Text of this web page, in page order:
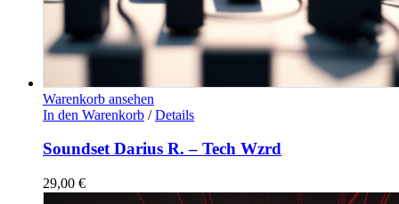
Warenkorb ansehen
In den Warenkorb / Details
Soundset Darius R. – Tech Wzrd
29,00 €